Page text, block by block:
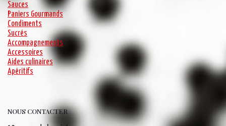
Sauces
Paniers Gourmands
Condiments
Sucrés
Accompagnements
Accessoires
Aides culinaires
Apéritifs
NOUS CONTACTER